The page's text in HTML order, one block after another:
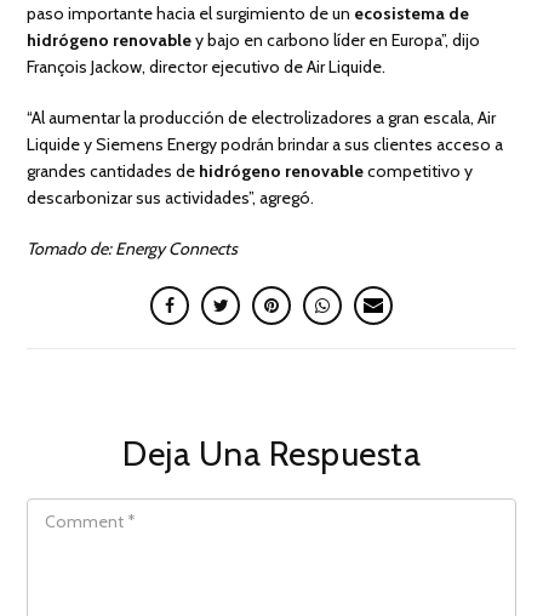
paso importante hacia el surgimiento de un ecosistema de
hidrógeno renovabley bajo en carbono líder en Europa”, dijo
François Jackow, director ejecutivo de Air Liquide.
“Al aumentar la producción de electrolizadores a gran escala, Air
Liquide y Siemens Energy podrán brindar a sus clientes acceso a
grandes cantidades de hidrógeno renovablecompetitivo y
descarbonizar sus actividades”, agregó.
Tomado de:Energy Connects
Deja Una Respuesta
COMMENT